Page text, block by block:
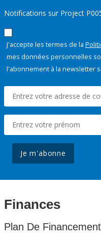
Notifications sur Project
J'accepte les termes de la
mes données personnelles
l'abonnement à la newsletter
Je m'abonne
Finances
Plan De